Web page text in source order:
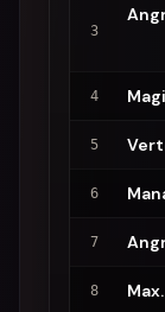
3
4
5
6
7
8